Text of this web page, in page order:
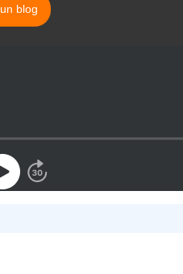
blog